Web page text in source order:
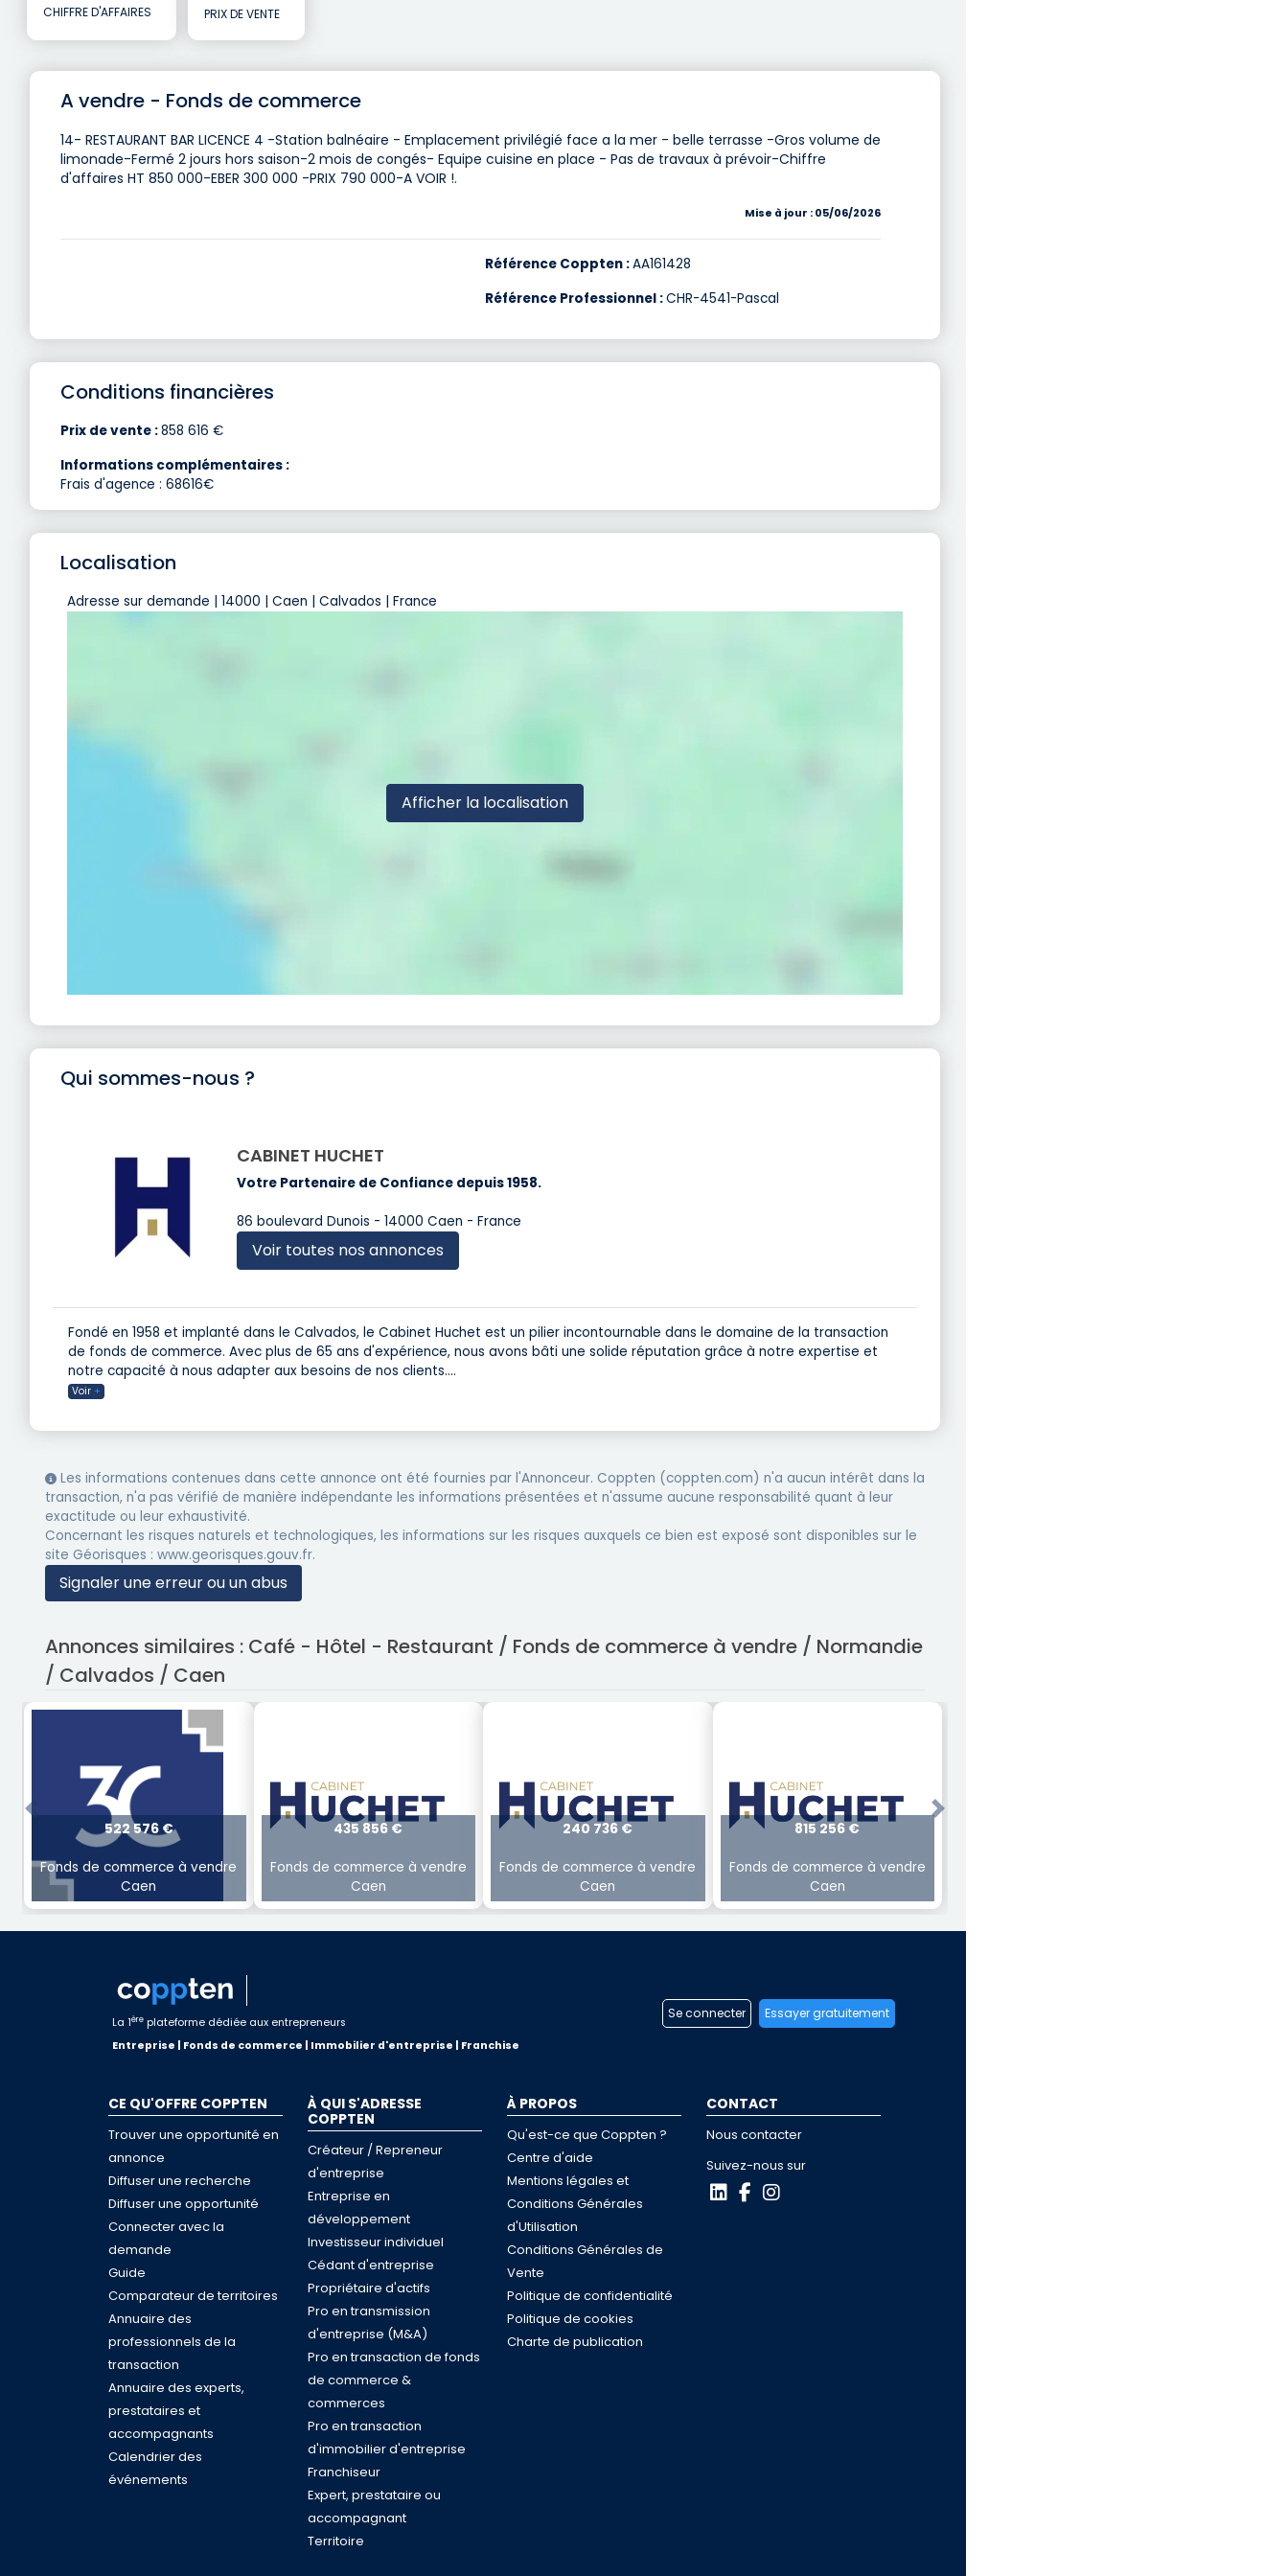
CHIFFRE D'AFFAIRES PRIX DE VENTE
A vendre - Fonds de commerce
14- RESTAURANT BAR LICENCE 4 -Station balnéaire - Emplacement privilégié face a la mer - belle terrasse -Gros volume de
limonade-Fermé 2 jours hors saison-2 mois de congés- Equipe cuisine en place - Pas de travaux à prévoir-Chiffre
d'affaires HT 850 000-EBER 300 000 -PRIX 790 000-A VOIR !.
Mise à jour : 05/06/2026
Référence Coppten :AA161428
Référence Professionnel :CHR-4541-Pascal
Conditions financières
Prix de vente :858 616 €
Informations complémentaires :
Frais d'agence : 68616€
Localisation
Adresse sur demande | 14000 | Caen | Calvados | France
Afficher la localisation
Qui sommes-nous ?
CABINET HUCHET
Votre Partenaire de Confiance depuis 1958.
86 boulevard Dunois - 14000 Caen - France
Voir toutes nos annonces
Fondé en 1958 et implanté dans le Calvados, le Cabinet Huchet est un pilier incontournable dans le domaine de la transaction
de fonds de commerce. Avec plus de 65 ans d'expérience, nous avons bâti une solide réputation grâce à notre expertise et
notre capacité à nous adapter aux besoins de nos clients....
Voir +
Les informations contenues dans cette annonce ont été fournies par l'Annonceur. Coppten (coppten.com) n'a aucun intérêt dans la
transaction, n'a pas vérifié de manière indépendante les informations présentées et n'assume aucune responsabilité quant à leur
exactitude ou leur exhaustivité.
Concernant les risques naturels et technologiques, les informations sur les risques auxquels ce bien est exposé sont disponibles sur le
site Géorisques : www.georisques.gouv.fr.
Signaler une erreur ou un abus
Annonces similaires : Café - Hôtel - Restaurant / Fonds de commerce à vendre / Normandie
/ Calvados / Caen
522 576 €
Fonds de commerce à vendre
Caen
435 856 €
Fonds de commerce à vendre
Caen
240 736 €
Fonds de commerce à vendre
Caen
815 256 €
Fonds de commerce à vendre
Caen
Previous Next
La 1ère plateforme dédiée aux entrepreneurs
Entreprise | Fonds de commerce | Immobilier d'entreprise | Franchise
Se connecter Essayer gratuitement
CE QU'OFFRE COPPTEN
Trouver une opportunité en
annonce
Diffuser une recherche
Diffuser une opportunité
Connecter avec la
demande
Guide
Comparateur de territoires
Annuaire des
professionnels de la
transaction
Annuaire des experts,
prestataires et
accompagnants
Calendrier des
événements
À QUI S'ADRESSE
COPPTEN
Créateur / Repreneur
d'entreprise
Entreprise en
développement
Investisseur individuel
Cédant d'entreprise
Propriétaire d'actifs
Pro en transmission
d'entreprise (M&A)
Pro en transaction de fonds
de commerce &
commerces
Pro en transaction
d'immobilier d'entreprise
Franchiseur
Expert, prestataire ou
accompagnant
Territoire
À PROPOS
Qu'est-ce que Coppten ?
Centre d'aide
Mentions légales et
Conditions Générales
d'Utilisation
Conditions Générales de
Vente
Politique de confidentialité
Politique de cookies
Charte de publication
CONTACT
Nous contacter
Suivez-nous sur